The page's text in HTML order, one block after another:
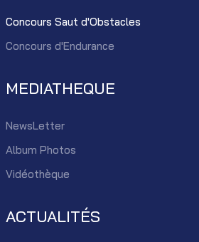
Concours Saut d'Obstacles
Concours d'Endurance
MEDIATHEQUE
NewsLetter
Album Photos
Vidéothèque
ACTUALITÉS